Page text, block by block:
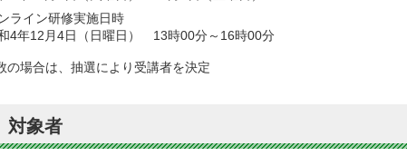
ライン研修実施日時
4年12月4日（日曜日） 13時00分～16時00分
の場合は、抽選により受講者を決定
対象者